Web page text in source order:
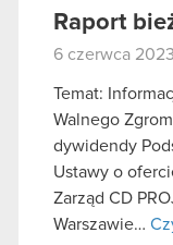
Raport
6 czerwca 2023
Temat:
Walnego
dywidendy
Ustawy o
Zarząd CD
Warszawie…